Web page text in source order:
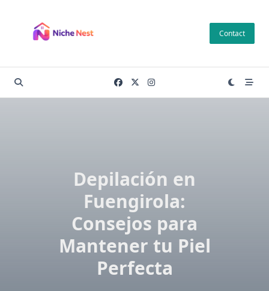
content
Contact
Depilación en
Fuengirola:
Consejos para
Mantener tu Piel
Perfecta